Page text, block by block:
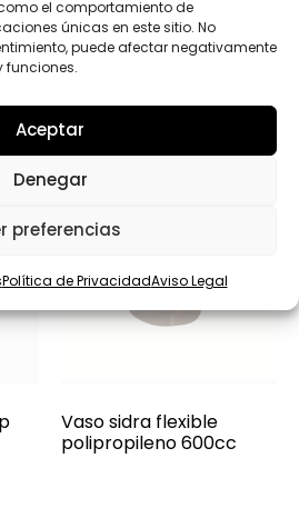
el comportamiento de
únicas en este sitio. No
puede afectar negativamente
funciones.
Aceptar
Denegar
preferencias
Política de PrivacidadAviso Legal
Vaso sidra flexible
polipropileno 600cc